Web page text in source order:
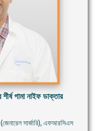
গামা নাইফ ডাক্তার
সার্জারি), এফআরসিএস